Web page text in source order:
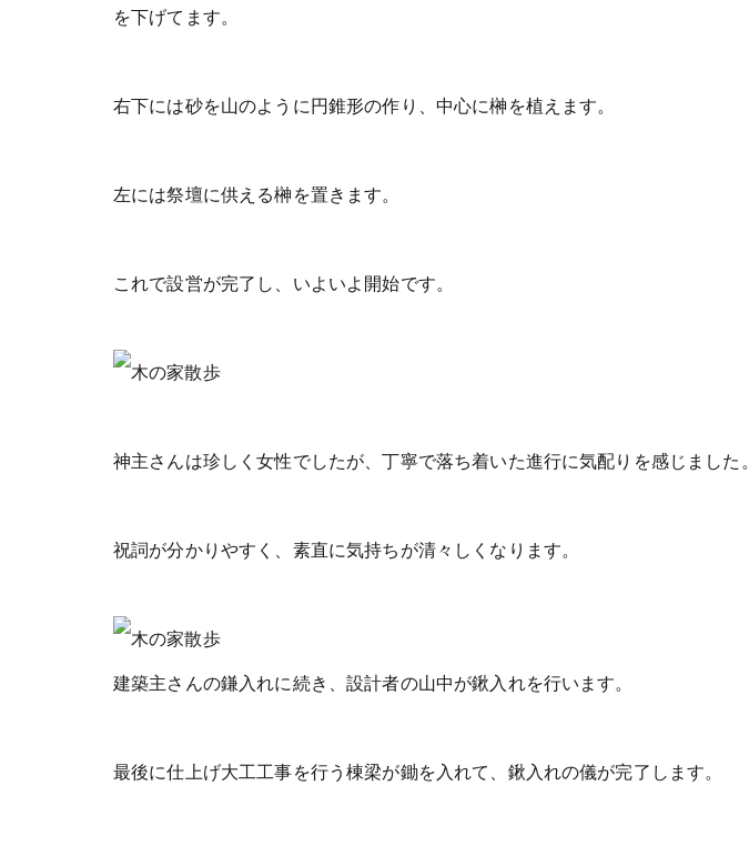
を下げてます。
右下には砂を山のように円錐形の作り、中心に榊を植えます。
左には祭壇に供える榊を置きます。
これで設営が完了し、いよいよ開始です。
神主さんは珍しく女性でしたが、丁寧で落ち着いた進行に気配りを感じました。
祝詞が分かりやすく、素直に気持ちが清々しくなります。
建築主さんの鎌入れに続き、設計者の山中が鍬入れを行います。
最後に仕上げ大工工事を行う棟梁が鋤を入れて、鍬入れの儀が完了します。